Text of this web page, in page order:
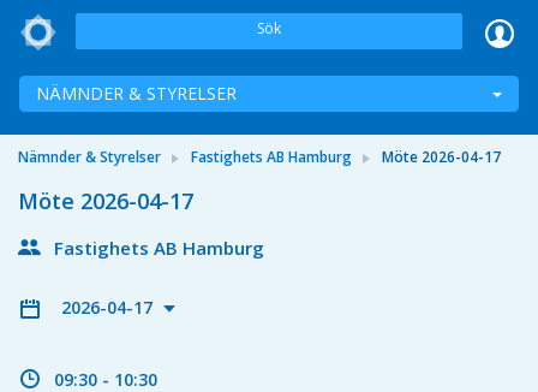
Sök
NÄMNDER & STYRELSER
Nämnder & Styrelser Fastighets AB Hamburg Möte 2026-04-17
Möte 2026-04-17
Fastighets AB Hamburg
2026-04-17
09:30 - 10:30